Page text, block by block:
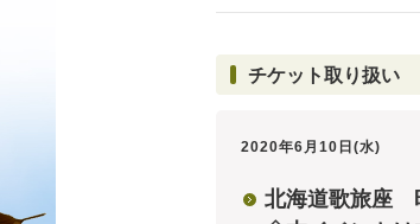
チケット取り扱い
2020年6月10日(水)
北海道歌旅座